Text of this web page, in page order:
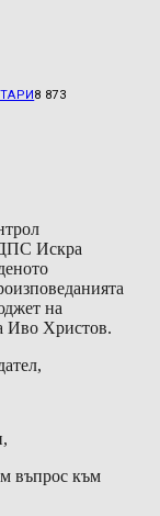
8 873
Искра
на
Иво Христов.
въпрос към